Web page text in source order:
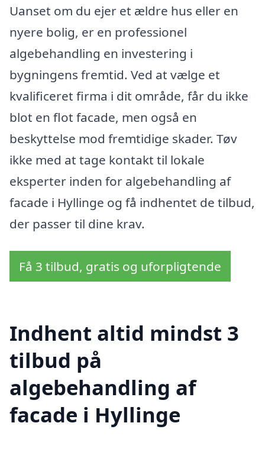
Uanset om du ejer et ældre hus eller en
nyere bolig, er en professionel
algebehandling en investering i
bygningens fremtid. Ved at vælge et
kvalificeret firma i dit område, får du ikke
blot en flot facade, men også en
beskyttelse mod fremtidige skader. Tøv
ikke med at tage kontakt til lokale
eksperter inden for algebehandling af
facade i Hyllinge og få indhentet de tilbud,
der passer til dine krav.
Få 3 tilbud, gratis og uforpligtende
Indhent altid mindst 3
tilbud på
algebehandling af
facade i Hyllinge